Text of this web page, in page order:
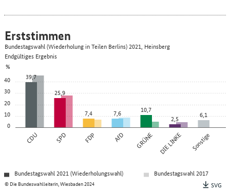
0
10
20
30
40
%
CDU SPD FDP AfD GRÜNE DIE LINKE Sonstige
39,7
25,9
7,4 7,6
10,7
2,5
6,1
© Die Bundeswahlleiterin, Wiesbaden 2024
Erststimmen
Bundestagswahl (Wiederholung in Teilen Berlins) 2021, Heinsberg
Endgültiges Ergebnis
Bundestagswahl 2021 (Wiederholungswahl)
Bundestagswahl 2017
SVG